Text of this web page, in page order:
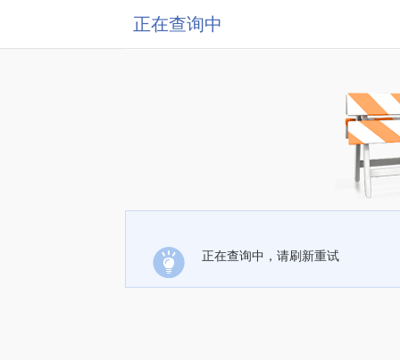
正在查询中
正在查询中，请刷新重试